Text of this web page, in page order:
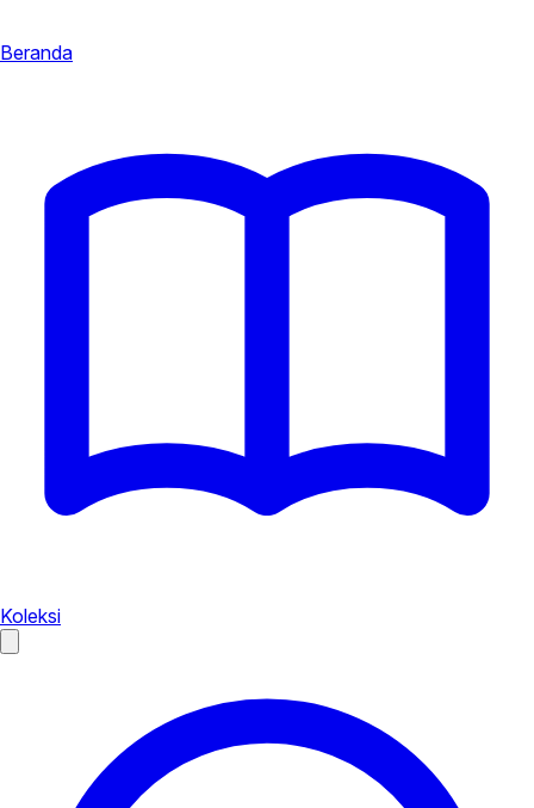
Beranda
Koleksi